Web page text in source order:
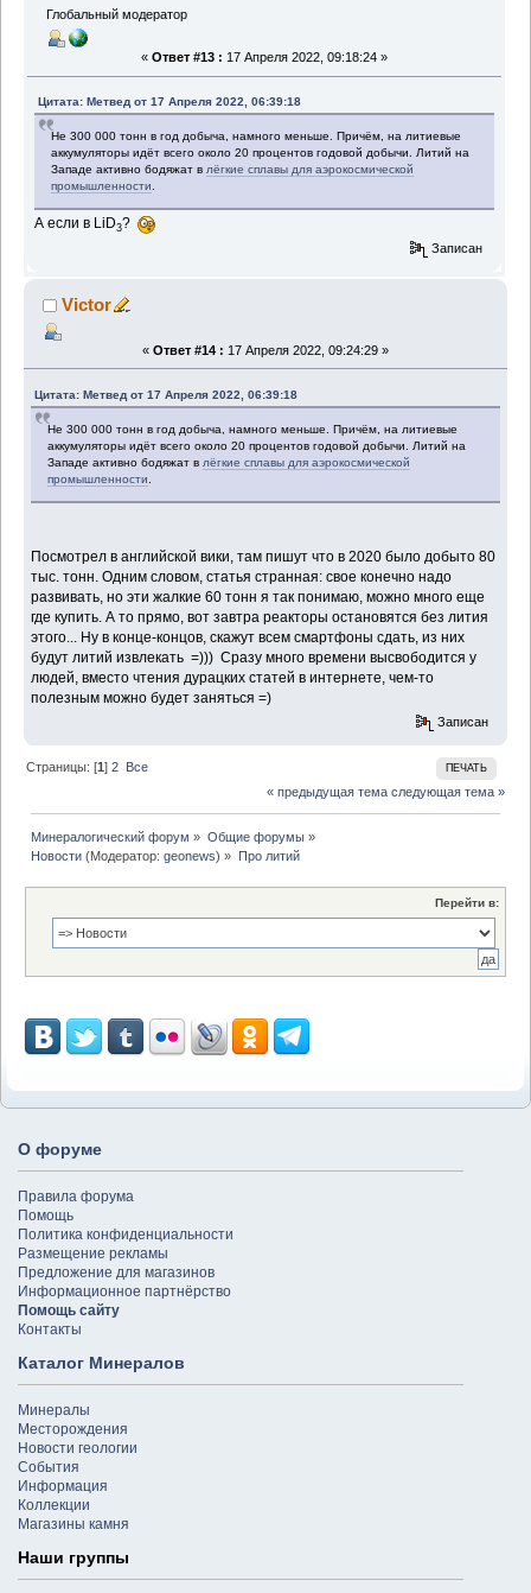
Глобальный модератор
« Ответ #13 : 17 Апреля 2022, 09:18:24 »
Цитата: Метвед от 17 Апреля 2022, 06:39:18
Не 300 000 тонн в год добыча, намного меньше. Причём, на литиевые
аккумуляторы идёт всего около 20 процентов годовой добычи. Литий на
Западе активно бодяжат влёгкие сплавы для аэрокосмической
промышленности.
А если в LiD3?
Записан
Victor
« Ответ #14 : 17 Апреля 2022, 09:24:29 »
Цитата: Метвед от 17 Апреля 2022, 06:39:18
Не 300 000 тонн в год добыча, намного меньше. Причём, на литиевые
аккумуляторы идёт всего около 20 процентов годовой добычи. Литий на
Западе активно бодяжат в лёгкие сплавы для аэрокосмической
промышленности
Посмотрел в английской вики, там пишут что в 2020 было добыто 80
тыс. тонн. Одним словом, статья странная: свое конечно надо
развивать, но эти жалкие 60 тонн я так понимаю, можно много еще
где купить. А то прямо, вот завтра реакторы остановятся без лития
этого... Ну в конце-концов, скажут всем смартфоны сдать, из них
будут литий извлекать =))) Сразу много времени высвободится у
людей, вместо чтения дурацких статей в интернете, чем-то
полезным можно будет заняться =)
Записан
ПЕЧАТЬ
Страницы: [1]2 Все
« предыдущая тема следующая тема »
Минералогический форум » Общие форумы»
Новости (Модератор:geonews) » Про литий
Перейти в:
О форуме
Правила форума
Помощь
Политика конфиденциальности
Размещение рекламы
Предложение для магазинов
Информационное партнёрство
Помощь сайту
Контакты
Каталог Минералов
Минералы
Месторождения
Новости геологии
События
Информация
Коллекции
Магазины камня
Наши группы